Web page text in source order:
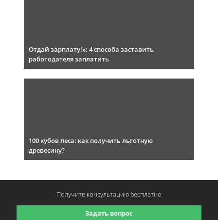
Отдай зарплату!»: 4 способа заставить
работодателя заплатить
100 кубов леса: как получить льготную
древесину?
Задать вопрос
Получите консультациюбесплатно